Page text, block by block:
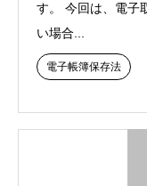
す。 今回は、電子
い場合...
電子帳簿保存法